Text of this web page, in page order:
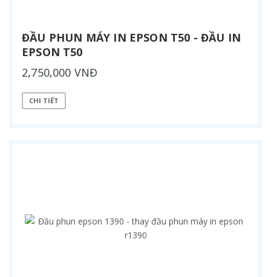
ĐẦU PHUN MÁY IN EPSON T50 - ĐẦU IN
EPSON T50
2,750,000 VNĐ
CHI TIẾT